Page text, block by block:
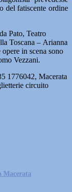
del fatiscente ordine
Pato, Teatro
Toscana – Arianna
in scena sono
Vezzani.
1776042, Macerata
circuito
Macerata